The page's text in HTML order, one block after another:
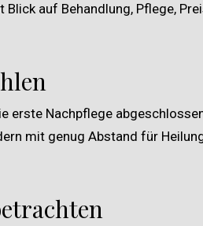
auf Behandlung, Pflege,
erste Nachpflege
mit genug Abstand für